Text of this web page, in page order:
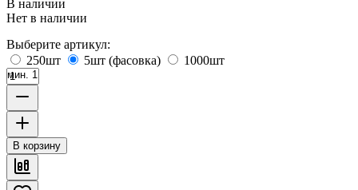
В наличии
Нет в наличии
Выберите артикул:
250шт
5шт (фасовка) 1000шт
мин. 1
В корзину